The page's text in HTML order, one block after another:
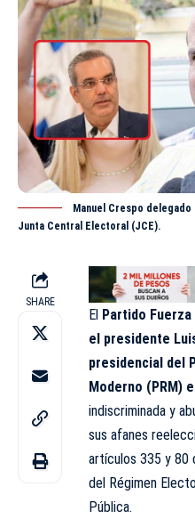
Manuel Crespo
Junta Central Electoral (JCE).
SHARE
El Partido Fuerza
el presidente
presidencial del
Moderno (PRM)
indiscriminada y
sus afanes
artículos 335 y 80
del Régimen
Pública.